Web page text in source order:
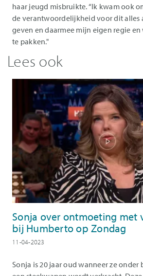
haar jeugd misbruikte. “Ik kwam ook
de verantwoordelijkheid voor dit alles
geven en daarmee mijn eigen regie
te pakken."
Lees ook
Sonja over ontmoeting met
bij Humberto op Zondag
11-04-2023
Sonja is 20 jaar oud wanneer ze onder